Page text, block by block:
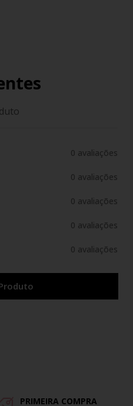
0 avaliações
0 avaliações
0 avaliações
0 avaliações
0 avaliações
PRIMEIRA COMPRA